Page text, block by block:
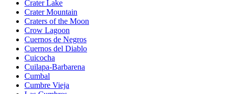
Crater Lake
Crater Mountain
Craters of the Moon
Crow Lagoon
Cuernos de Negros
Cuernos del Diablo
Cuicocha
Cuilapa-Barbarena
Cumbal
Cumbre Vieja